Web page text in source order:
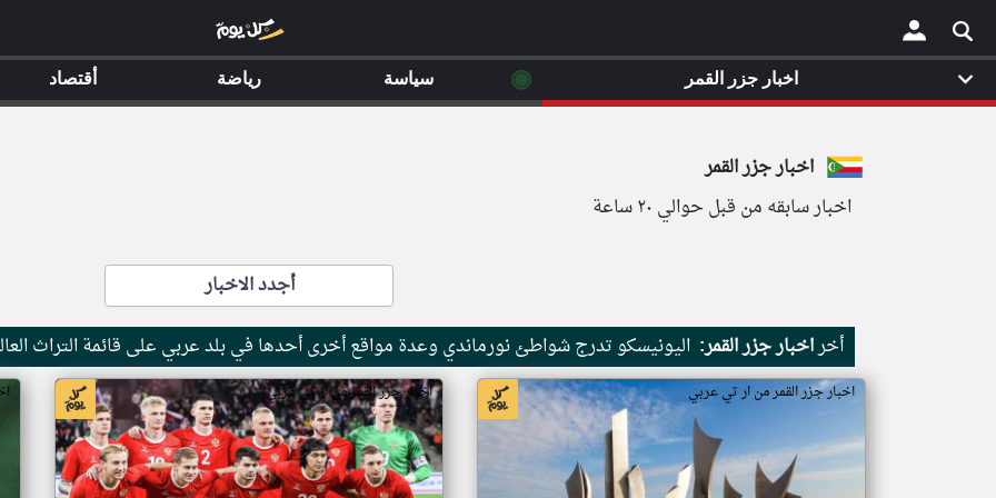
×
اخبار جزر القمر
اخبار سابقه من قبل حوالي ٢٠ ساعة
أجدد الاخبار
أخراخبار جزر القمر: اليونيسكو تدرج شواطئ نورماندي وعدة مواقع أخرى أحدها في بلد عربي على قائمة التراث
اخبار جزر القمر من ار تي عربي اخبار جزر القمر من ار تي عربي
اخبار جزر القمر ◉ سياسة رياضة أقتصاد